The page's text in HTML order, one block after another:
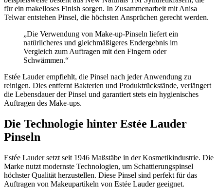
für ein makelloses Finish sorgen. In Zusammenarbeit mit Anisa
Telwar entstehen Pinsel, die höchsten Ansprüchen gerecht werden.
„Die Verwendung von Make-up-Pinseln liefert ein
natürlicheres und gleichmäßigeres Endergebnis im
Vergleich zum Auftragen mit den Fingern oder
Schwämmen.“
Estée Lauder empfiehlt, die Pinsel nach jeder Anwendung zu
reinigen. Dies entfernt Bakterien und Produktrückstände, verlängert
die Lebensdauer der Pinsel und garantiert stets ein hygienisches
Auftragen des Make-ups.
Die Technologie hinter Estée Lauder
Pinseln
Estée Lauder setzt seit 1946 Maßstäbe in der Kosmetikindustrie. Die
Marke nutzt modernste Technologien, um Schattierungspinsel
höchster Qualität herzustellen. Diese Pinsel sind perfekt für das
Auftragen von Makeupartikeln von Estée Lauder geeignet.